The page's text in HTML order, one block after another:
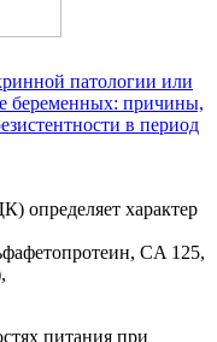
патологии или
беременных: причины,
в период
определяет характер
CA 125,
питания при